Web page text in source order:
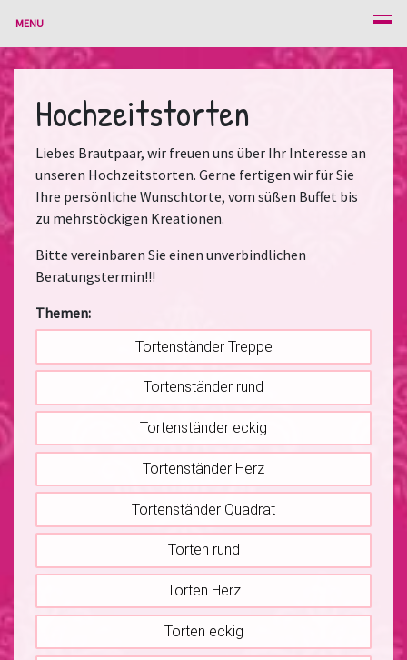
MENU
Hochzeitstorten
Liebes Brautpaar, wir freuen uns über Ihr Interesse an
unseren Hochzeitstorten. Gerne fertigen wir für Sie
Ihre persönliche Wunschtorte, vom süßen Buffet bis
zu mehrstöckigen Kreationen.
Bitte vereinbaren Sie einen unverbindlichen
Beratungstermin!!!
Themen:
Tortenständer Treppe
Tortenständer rund
Tortenständer eckig
Tortenständer Herz
Tortenständer Quadrat
Torten rund
Torten Herz
Torten eckig